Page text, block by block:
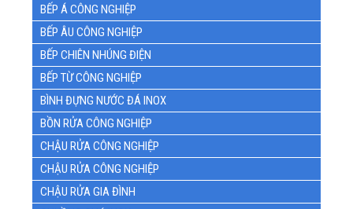
BẾP Á CÔNG NGHIỆP
BẾP ÂU CÔNG NGHIỆP
BẾP CHIÊN NHÚNG ĐIỆN
BẾP TỪ CÔNG NGHIỆP
BÌNH ĐỰNG NƯỚC ĐÁ INOX
BỒN RỬA CÔNG NGHIỆP
CHẬU RỬA CÔNG NGHIỆP
CHẬU RỬA CÔNG NGHIỆP
CHẬU RỬA GIA ĐÌNH